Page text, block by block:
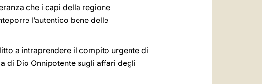
che i capi della regione
l’autentico bene delle
a intraprendere il compito urgente di
di Dio Onnipotente sugli affari degli